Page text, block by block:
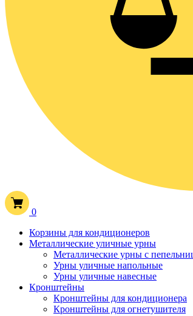
0
Корзины для кондиционеров
Металлические уличные урны
Металлические урны с
Урны уличные напольные
Урны уличные навесные
Кронштейны
Кронштейны для кондиционера
Кронштейны для огнетушителя